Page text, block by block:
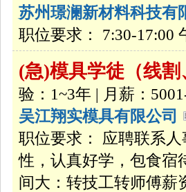
苏州璟澜新材料科技有
职位要求： 7:30-17:00
(急)模具学徒（线
验：1~3年 | 月薪：
吴江翔实模具有限公司
职位要求： 应聘联系
性，认真好学，包食宿
间大：转技工转师傅薪